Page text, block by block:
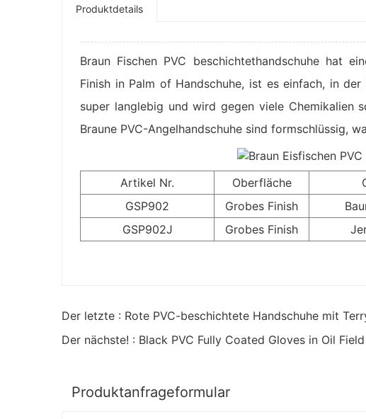
Produktdetails
Braun Fischen PVC beschichtethandschuhe hat
Finish in Palm of Handschuhe, ist es einfach, in der
super langlebig und wird gegen viele Chemikalien
Braune PVC-Angelhandschuhe sind formschlüssig,
Artikel Nr. Oberfläche
GSP902
Grobes Finish
GSP902J
Grobes Finish
Der letzte : Rote PVC-beschichtete Handschuhe mit
Der nächste! : Black PVC Fully Coated Gloves in Oil Field
Produktanfrageformular